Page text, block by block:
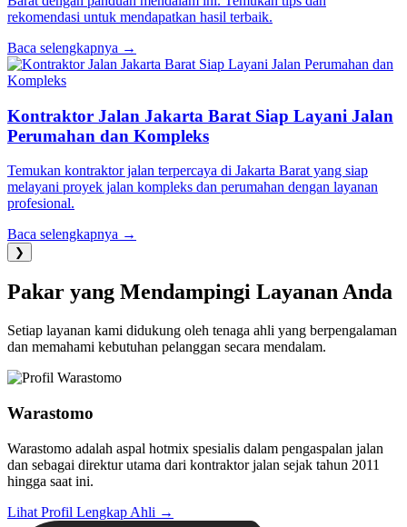
rekomendasi untuk mendapatkan hasil terbaik.
Baca selengkapnya →
Kontraktor Jalan Jakarta Barat Siap Layani Jalan
Perumahan dan Kompleks
Temukan kontraktor jalan terpercaya di Jakarta Barat yang siap
melayani proyek jalan kompleks dan perumahan dengan layanan
profesional.
Baca selengkapnya →
❯
Pakar yang Mendampingi Layanan Anda
Setiap layanan kami didukung oleh tenaga ahli yang berpengalaman
dan memahami kebutuhan pelanggan secara mendalam.
Warastomo
Warastomo adalah aspal hotmix spesialis dalam pengaspalan jalan
dan sebagai direktur utama dari kontraktor jalan sejak tahun 2011
hingga saat ini.
Lihat Profil Lengkap Ahli →